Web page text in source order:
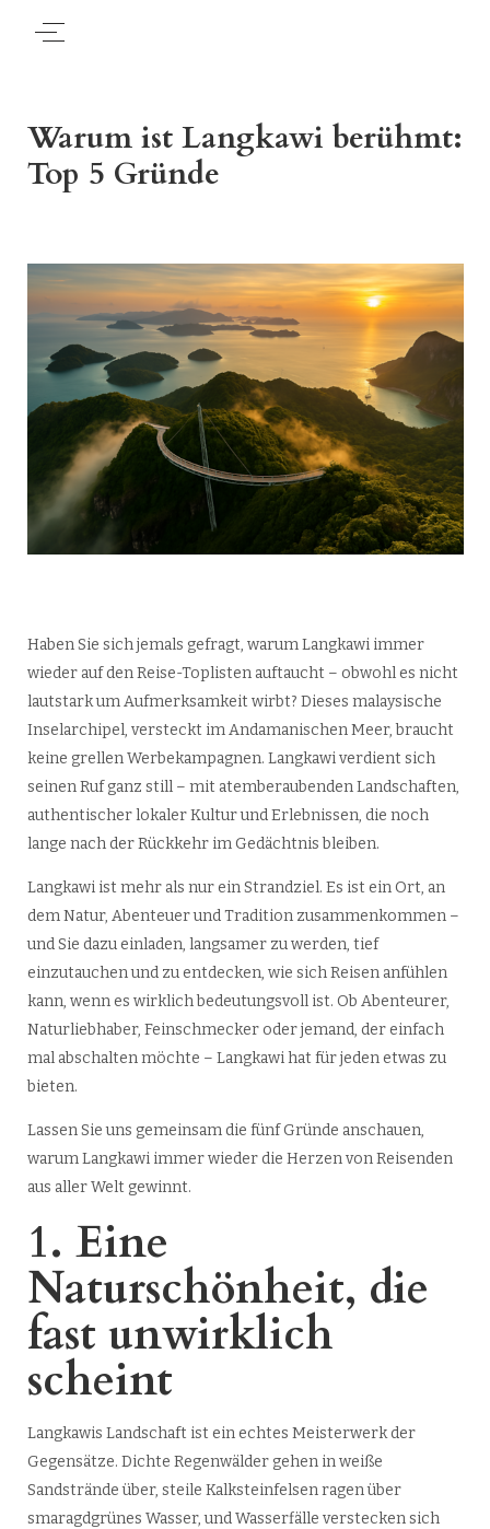
Warum ist Langkawi berühmt:
Top 5 Gründe
Haben Sie sich jemals gefragt, warum Langkawi immer
wieder auf den Reise-Toplisten auftaucht – obwohl es nicht
lautstark um Aufmerksamkeit wirbt? Dieses malaysische
Inselarchipel, versteckt im Andamanischen Meer, braucht
keine grellen Werbekampagnen. Langkawi verdient sich
seinen Ruf ganz still – mit atemberaubenden Landschaften,
authentischer lokaler Kultur und Erlebnissen, die noch
lange nach der Rückkehr im Gedächtnis bleiben.
Langkawi ist mehr als nur ein Strandziel. Es ist ein Ort, an
dem Natur, Abenteuer und Tradition zusammenkommen –
und Sie dazu einladen, langsamer zu werden, tief
einzutauchen und zu entdecken, wie sich Reisen anfühlen
kann, wenn es wirklich bedeutungsvoll ist. Ob Abenteurer,
Naturliebhaber, Feinschmecker oder jemand, der einfach
mal abschalten möchte – Langkawi hat für jeden etwas zu
bieten.
Lassen Sie uns gemeinsam die fünf Gründe anschauen,
warum Langkawi immer wieder die Herzen von Reisenden
aus aller Welt gewinnt.
1. Eine
Naturschönheit, die
fast unwirklich
scheint
Langkawis Landschaft ist ein echtes Meisterwerk der
Gegensätze. Dichte Regenwälder gehen in weiße
Sandstrände über, steile Kalksteinfelsen ragen über
smaragdgrünes Wasser, und Wasserfälle verstecken sich